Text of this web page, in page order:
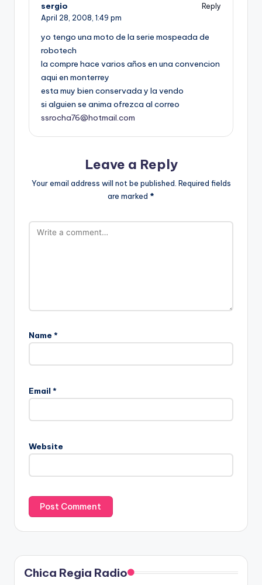
sergio
Reply
April 28, 2008, 1:49 pm
yo tengo una moto de la serie mospeada de
robotech
la compre hace varios años en una convencion
aqui en monterrey
esta muy bien conservada y la vendo
si alguien se anima ofrezca al correo
ssrocha76@hotmail.com
Leave a Reply
Your email address will not be published. Required fields
are marked *
Name *
Email *
Website
Chica Regia Radio